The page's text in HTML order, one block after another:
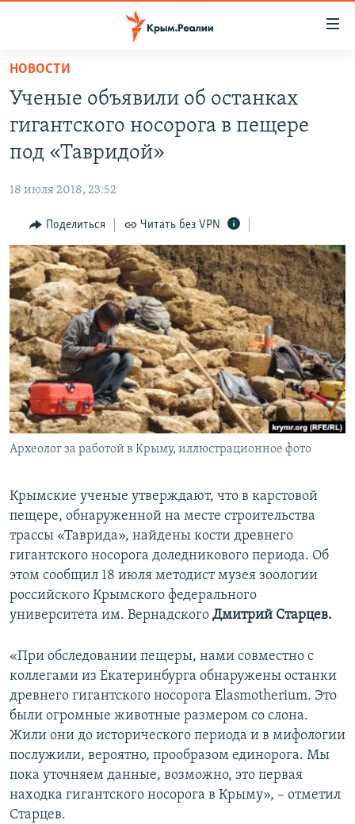
Вернуться
основному
содержанию
главной
Вернутся
поиску
ГРУЗ 200
11 ЛЕТ ОККУПАЦИИ КРЫМА. 11 ИСТОРИЙ СОПРОТИВЛЕНИЯ
ЕЩЕ
ИНТЕРАКТИВ
ИНФОГРАФИКА
ТЕЛЕПРОЕКТ КРЫМ.РЕАЛИИ
СОВЕТЫ ПРАВОЗАЩИТНИКОВ
ПРОПАВШИЕ БЕЗ ВЕСТИ
ПОБЕДИТЕЛЕЙ НЕ СУДЯТ?
КРЫМ.НЕПОКОРЕННЫЙ
ELIFBE
УКРАИНСКАЯ ПРОБЛЕМА КРЫМА
РАДІО СВОБОДА
КАК ОБОЙТИ БЛОКИРОВКУ
Українською
Qırımtatar
ПРИСОЕДИНЯЙТЕСЬ!
НОВОСТИ
Ученые объявили об останках
гигантского носорога в пещере
под «Тавридой»
18 июля 2018, 23:52
Поделиться Читать без VPN
Археолог за работой в Крыму, иллюстрационное фото
Крымские ученые утверждают, что в карстовой
пещере, обнаруженной на месте строительства
трассы «Таврида», найдены кости древнего
гигантского носорога доледникового периода. Об
этом сообщил 18 июля методист музея зоологии
российского Крымского федерального
университета им. Вернадского Дмитрий Старцев.
«При обследовании пещеры, нами совместно с
коллегами из Екатеринбурга обнаружены останки
древнего гигантского носорога Elasmotherium. Это
были огромные животные размером со слона.
Жили они до исторического периода и в мифологии
послужили, вероятно, прообразом единорога. Мы
пока уточняем данные, возможно, это первая
находка гигантского носорога в Крыму», – отметил
Старцев.